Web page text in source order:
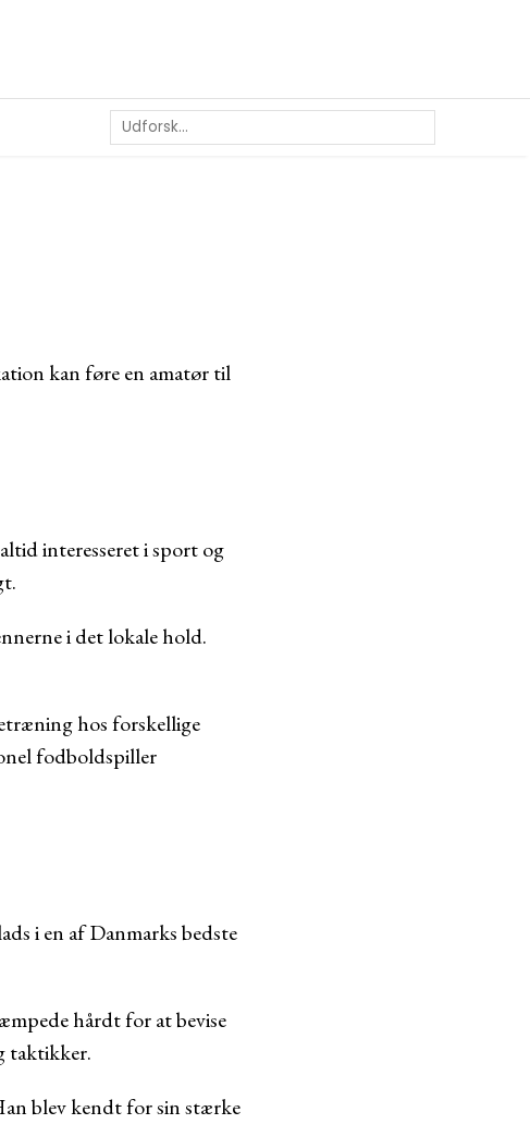
kan føre en amatør til
interesseret i sport og
i det lokale hold.
hos forskellige
fodboldspiller
i en af Danmarks bedste
hårdt for at bevise
taktikker.
blev kendt for sin stærke